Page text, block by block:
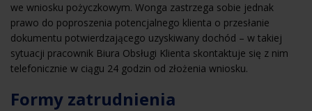
we wniosku pożyczkowym. Wonga zastrzega sobie jednak
prawo do poproszenia potencjalnego klienta o przesłanie
dokumentu potwierdzającego uzyskiwany dochód – w takiej
sytuacji pracownik Biura Obsługi Klienta skontaktuje się z nim
telefonicznie w ciągu 24 godzin od złożenia wniosku.
Formy zatrudnienia